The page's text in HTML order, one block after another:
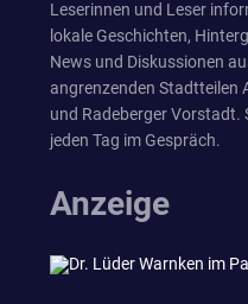
Leserinnen und Leser
lokale Geschichten,
News und Diskussionen
angrenzenden Stadtteilen
und Radeberger Vorstadt.
jeden Tag im Gespräch.
Anzeige